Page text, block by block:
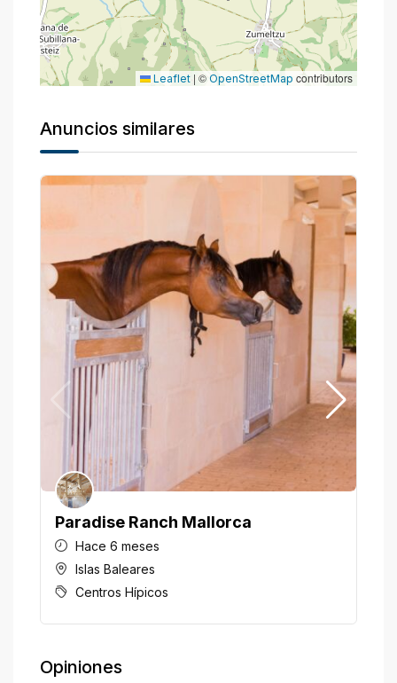
Leaflet | © OpenStreetMap contributors
Anuncios similares
Paradise Ranch Mallorca
Hace 6 meses
Islas Baleares
Centros Hípicos
Opiniones